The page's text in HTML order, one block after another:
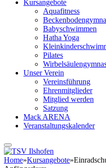
Kursangebote
Aquafitness
Babyschwimmen
Hatha Yoga
Pilates
Unser Verein
Vereinsführung
Ehrenmitglieder
Mitglied werden
Satzung
Mack ARENA
Veranstaltungskalender
Home»Kursangebote»